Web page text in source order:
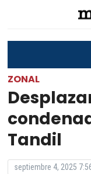
ZONAL
Tandil
septiembre 4, 2025